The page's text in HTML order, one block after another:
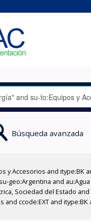
Búsqueda avanzada
and itype:BK
and
Sociedad del Estado
ccode:EXT and